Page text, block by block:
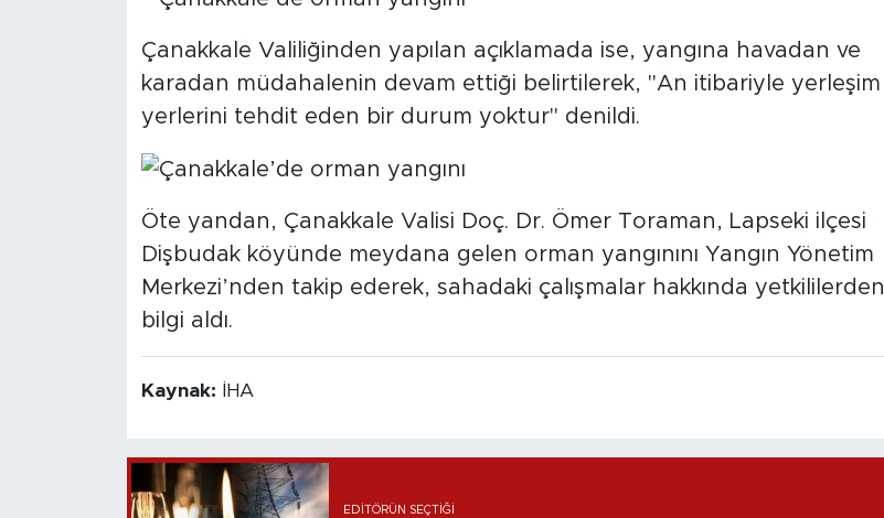
Çanakkale Valiliğinden yapılan açıklamada ise, yangına havadan ve
karadan müdahalenin devam ettiği belirtilerek, "An itibariyle yerleşim
yerlerini tehdit eden bir durum yoktur" denildi.
Öte yandan, Çanakkale Valisi Doç. Dr. Ömer Toraman, Lapseki ilçesi
Dişbudak köyünde meydana gelen orman yangınını Yangın Yönetim
Merkezi’nden takip ederek, sahadaki çalışmalar hakkında yetkililerden
bilgi aldı.
Kaynak: İHA
EDITÖRÜN SEÇTIĞI